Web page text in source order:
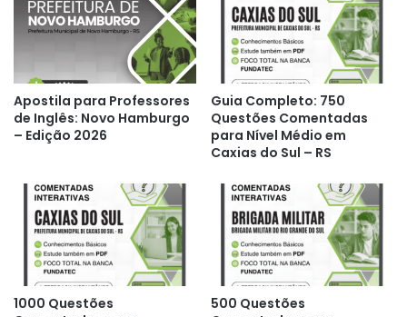
Apostila para Professores
de Inglês: Novo Hamburgo
– Edição 2026
Guia Completo: 750
Questões Comentadas
para Nível Médio em
Caxias do Sul – RS
1000 Questões
500 Questões